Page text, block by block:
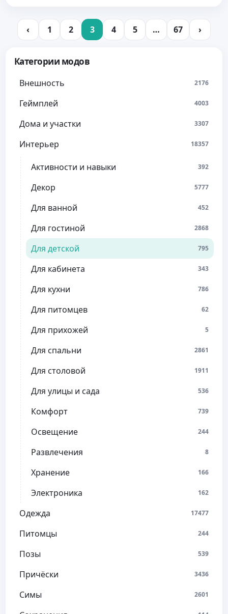
Категории модов
Внешность 2176
Геймплей 4003
Дома и участки 3307
Интерьер 18357
Активности и навыки 392
Декор 5777
Для ванной 452
Для гостиной 2868
Для детской 795
Для кабинета 343
Для кухни 786
Для питомцев 62
Для прихожей 5
Для спальни 2861
Для столовой 1911
Для улицы и сада 536
Комфорт 739
Освещение 244
Развлечения 8
Хранение 166
Электроника 162
Одежда 17477
Питомцы 244
Позы 539
Причёски 3436
Симы 2601
‹ 1 2 3 4 5 … 67 ›